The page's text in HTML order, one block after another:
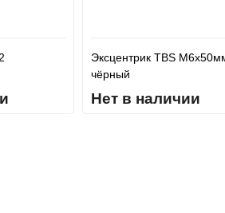
Эксцентрик TBS
чёрный
Нет в наличии